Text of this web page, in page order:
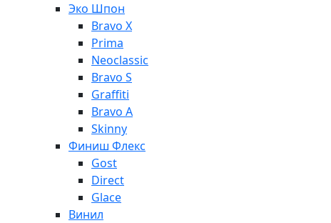
Эко Шпон
Bravo X
Prima
Neoclassic
Bravo S
Graffiti
Bravo A
Skinny
Финиш Флекс
Gost
Direct
Glace
Винил